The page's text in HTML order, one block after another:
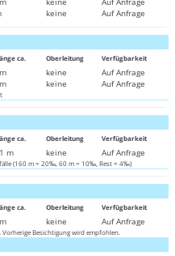
keine
Auf Anfrage
keine Auf Anfrage
ca. Oberleitung Verfügbarkeit
keine
Auf Anfrage
keine Auf Anfrage
ca. Oberleitung Verfügbarkeit
m keine Auf Anfrage
(160 m = 20‰, 60 m = 10‰, Rest = 4‰)
ca. Oberleitung Verfügbarkeit
keine Auf Anfrage
Vorherige Besichtigung wird empfohlen.